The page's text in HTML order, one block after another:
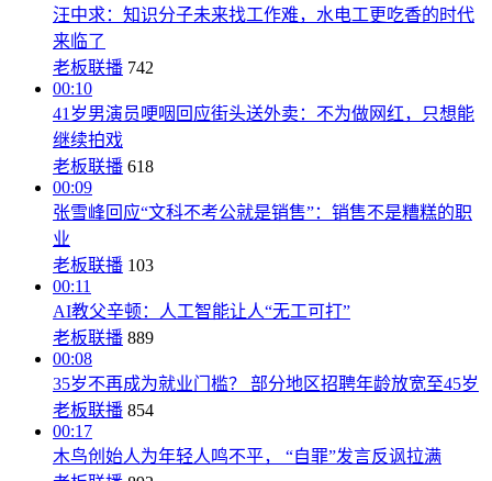
汪中求：知识分子未来找工作难，水电工更吃香的时代
来临了
老板联播 742
00:10
41岁男演员哽咽回应街头送外卖：不为做网红，只想能
继续拍戏
老板联播 618
00:09
张雪峰回应“文科不考公就是销售”：销售不是糟糕的职
业
老板联播 103
00:11
AI教父辛顿：人工智能让人“无工可打”
老板联播 889
00:08
35岁不再成为就业门槛？ 部分地区招聘年龄放宽至45岁
老板联播 854
00:17
木鸟创始人为年轻人鸣不平， “自罪”发言反讽拉满